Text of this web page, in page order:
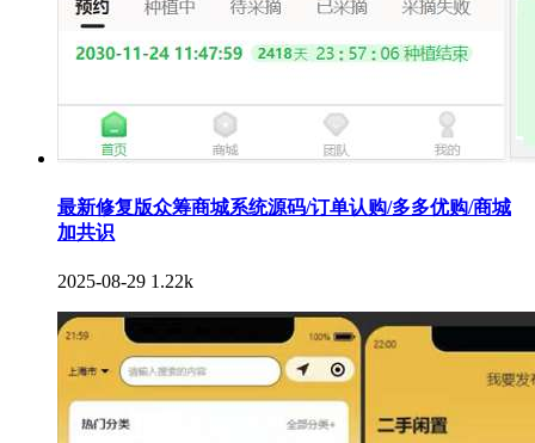
最新修复版众筹商城系统源码/订单认购/多多优购/商城
加共识
2025-08-29 1.22k